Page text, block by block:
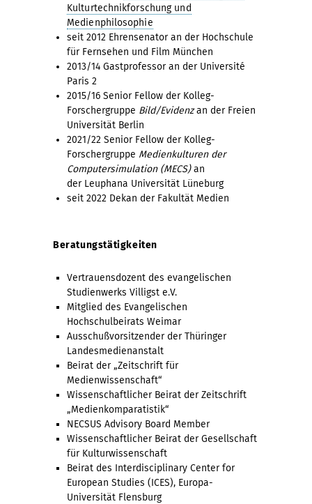
Kulturtechnikforschung und
Medienphilosophie
seit 2012 Ehrensenator an der Hochschule
für Fernsehen und Film München
2013/14 Gastprofessor an der Université
Paris 2
2015/16 Senior Fellow der Kolleg-
Forschergruppe Bild/Evidenzan der Freien
Universität Berlin
2021/22 Senior Fellow der Kolleg-
Forschergruppe Medienkulturen der
Computersimulation (MECS)an
der Leuphana Universität Lüneburg
seit 2022 Dekan der Fakultät Medien
Beratungstätigkeiten
Vertrauensdozent des evangelischen
Studienwerks Villigst e.V.
Mitglied des Evangelischen
Hochschulbeirats Weimar
Ausschußvorsitzender der Thüringer
Landesmedienanstalt
Beirat der „Zeitschrift für
Medienwissenschaft“
Wissenschaftlicher Beirat der Zeitschrift
„Medienkomparatistik“
NECSUS Advisory Board Member
Wissenschaftlicher Beirat der Gesellschaft
für Kulturwissenschaft
Beirat des Interdisciplinary Center for
European Studies (ICES), Europa-
Universität Flensburg